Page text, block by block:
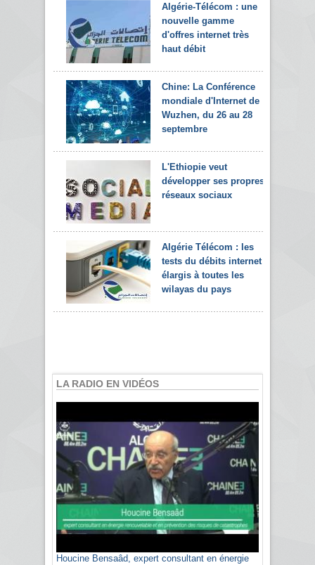
Algérie-Télécom : une
nouvelle gamme
d'offres internet très
haut débit
Chine: La Conférence
mondiale d'Internet de
Wuzhen, du 26 au 28
septembre
L'Ethiopie veut
développer ses propres
réseaux sociaux
Algérie Télécom : les
tests du débits internet
élargis à toutes les
wilayas du pays
LA RADIO EN VIDÉOS
Houcine Bensaâd, expert consultant en énergie